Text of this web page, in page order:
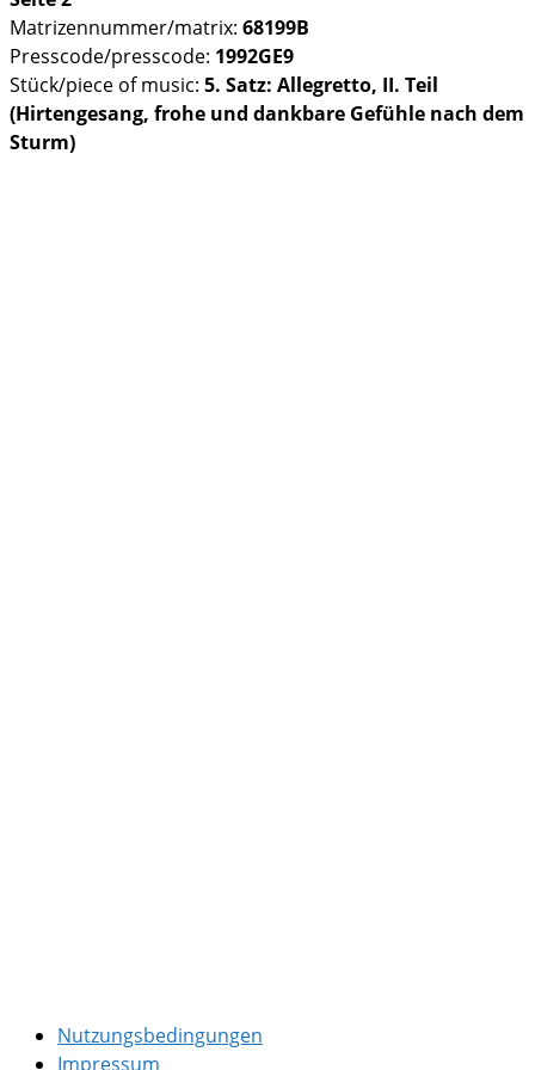
Matrizennummer/matrix: 68199B
Presscode/presscode: 1992GE9
Stück/piece of music: 5. Satz: Allegretto, II. Teil
(Hirtengesang, frohe und dankbare Gefühle nach dem
Sturm)
Nutzungsbedingungen
Impressum